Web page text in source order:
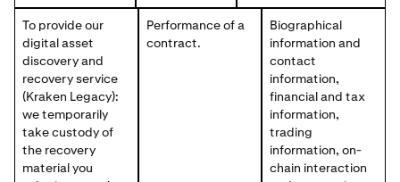
To provide our
digital asset
discovery and
recovery service
(Kraken Legacy):
we temporarily
take custody of
the recovery
material you
Performance of a
contract.
Biographical
information and
contact
information,
financial and tax
information,
trading
information, on-
chain interaction